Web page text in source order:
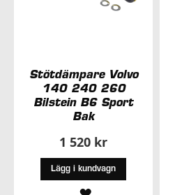
Stötdämpare Volvo
140 240 260
Bilstein B6 Sport
Bak
1 520 kr
Lägg i kundvagn
LÄGG